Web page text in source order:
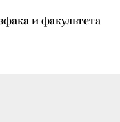
и факультета